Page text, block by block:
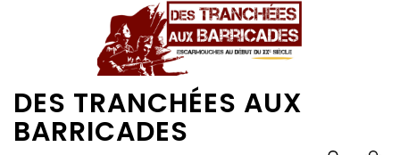
DES TRANCHÉES AUX
BARRICADES